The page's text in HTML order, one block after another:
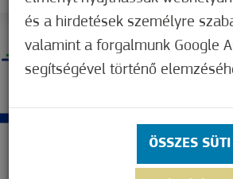
és a hirdetések személyre
valamint a forgalmunk Google
segítségével történő
ÖSSZES